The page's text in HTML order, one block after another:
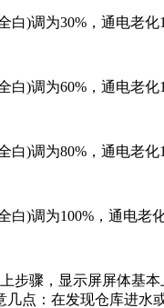
调为30%，通电老化
调为60%，通电老化
调为80%，通电老化
调为100%，通电老化
骤，显示屏屏体基本
几点：在发现仓库进水